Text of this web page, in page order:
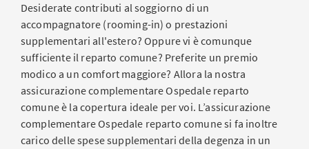
Desiderate contributi al soggiorno di un
accompagnatore (rooming-in) o prestazioni
supplementari all'estero? Oppure vi è comunque
sufficiente il reparto comune? Preferite un premio
modico a un comfort maggiore? Allora la nostra
assicurazione complementare Ospedale reparto
comune è la copertura ideale per voi. L’assicurazione
complementare Ospedale reparto comune si fa inoltre
carico delle spese supplementari della degenza in un